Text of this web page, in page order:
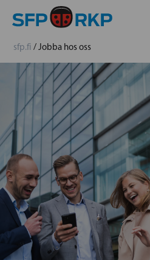
sfp.fi /Jobba hos oss